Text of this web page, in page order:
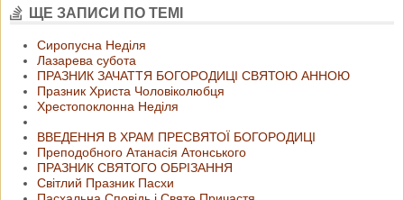
ЩЕ ЗАПИСИ ПО ТЕМІ
Сиропусна Неділя
Лазарева субота
ПРАЗНИК ЗАЧАТТЯ БОГОРОДИЦІ СВЯТОЮ АННОЮ
Празник Христа Чоловіколюбця
Хрестопоклонна Неділя
ВВЕДЕННЯ В ХРАМ ПРЕСВЯТОЇ БОГОРОДИЦІ
Преподобного Атанасія Атонського
ПРАЗНИК СВЯТОГО ОБРІЗАННЯ
Світлий Празник Пасхи